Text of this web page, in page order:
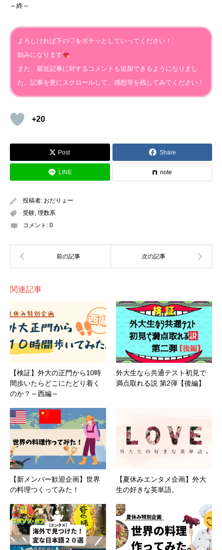
～終～
よろしければ下の♡をポチッとしていってください！
励みになります
また、最近記事に対するコメントも追加できるようになりまし
た。記事を更にスクロールして、感想等を残してみてください！
+20
Post Share
LINE note
投稿者: おだりょー
受験, 理数系
コメント: 0
関連記事
【検証】外大の正門から10時
間歩いたらどこにたどり着く
のか？～西編～
外大生なら共通テスト初見で
満点取れる説 第2弾【後編】
【新メンバー歓迎企画】世界
の料理つくってみた！
【夏休みエンタメ企画】外大
生の好きな英単語。